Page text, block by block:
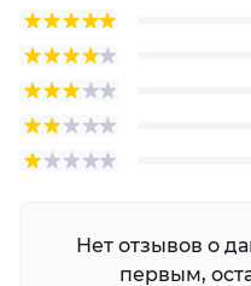
Нет отзывов о
первым,